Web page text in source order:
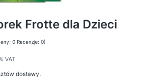
Frotte dla Dzieci
0 Recenzje: 0)
VAT
VAT
dostawy.